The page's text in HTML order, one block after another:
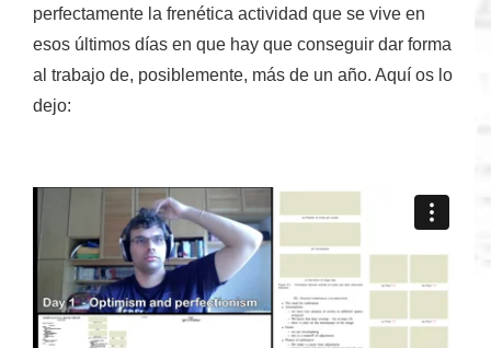
perfectamente la frenética actividad que se vive en
esos últimos días en que hay que conseguir dar forma
al trabajo de, posiblemente, más de un año. Aquí os lo
dejo: